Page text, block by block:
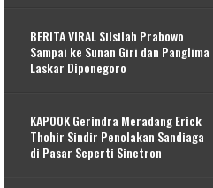
BERITA VIRAL Silsilah Prabowo
Sampai ke Sunan Giri dan Panglima
Laskar Diponegoro
KAPOOK Gerindra Meradang Erick
Thohir Sindir Penolakan Sandiaga
di Pasar Seperti Sinetron